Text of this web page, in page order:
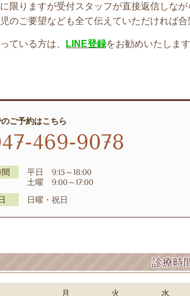
限りますが受付スタッフが直接返信しな
のご要望なども全て伝えていただければ合
ている方は、 LINE登録をお勧めいたします
ご予約はこちら
469-9078
平日 9:15～18:00
土曜 9:00～17:00
日曜・祝日
診療時
月 火 水